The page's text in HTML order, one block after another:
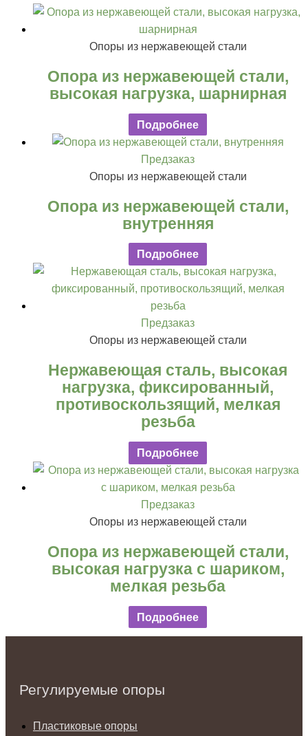
Опоры из нержавеющей стали
Опора из нержавеющей стали,
высокая нагрузка, шарнирная
Подробнее
Предзаказ
Опоры из нержавеющей стали
Опора из нержавеющей стали,
внутренняя
Подробнее
Предзаказ
Опоры из нержавеющей стали
Нержавеющая сталь, высокая
нагрузка, фиксированный,
противоскользящий, мелкая
резьба
Подробнее
Предзаказ
Опоры из нержавеющей стали
Опора из нержавеющей стали,
высокая нагрузка с шариком,
мелкая резьба
Подробнее
Регулируемые опоры
Пластиковые опоры